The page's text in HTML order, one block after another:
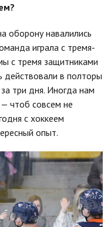
оборону навалились
играла с тремя-
с тремя защитниками
действовали в полторы
три дня. Иногда нам
чтоб совсем не
с хоккеем
опыт.